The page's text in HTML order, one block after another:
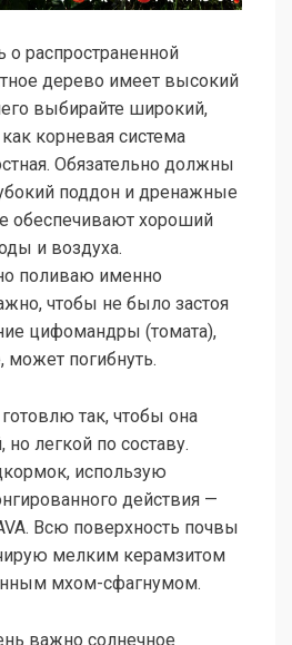
о распространенной
дерево имеет высокий
выбирайте широкий,
корневая система
Обязательно должны
поддон и дренажные
обеспечивают хороший
и воздуха.
поливаю именно
чтобы не было застоя
цифомандры (томата),
может погибнуть.
так, чтобы она
легкой по составу.
использую
действия —
Всю поверхность почвы
мелким керамзитом
мхом-сфагнумом.
важно солнечное